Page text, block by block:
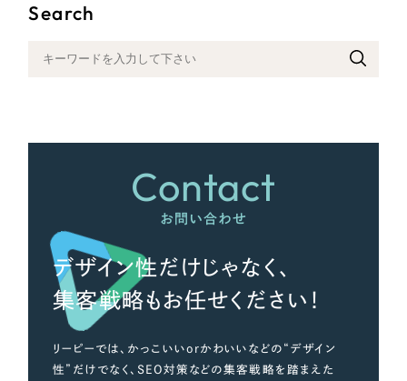
Search
Contact
お問い合わせ
デザイン性だけじゃなく、
集客戦略もお任せください！
リーピーでは、かっこいいorかわいいなどの“デザイン
性”だけでなく、SEO対策などの集客戦略を踏まえた